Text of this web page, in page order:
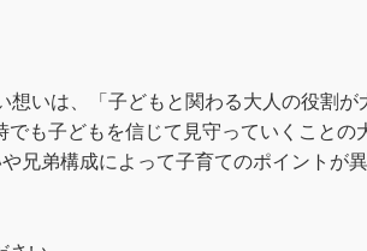
いは、「子どもと関わる大人の役割が
も子どもを信じて見守っていくことの
兄弟構成によって子育てのポイントが異